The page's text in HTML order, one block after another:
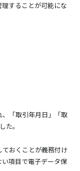
することが可能にな
「取引年月日」「取
た。
おくことが義務付け
項目で電子データ保